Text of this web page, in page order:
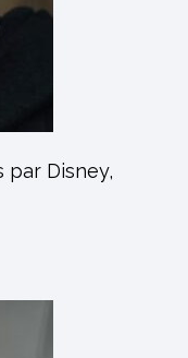
par Disney,